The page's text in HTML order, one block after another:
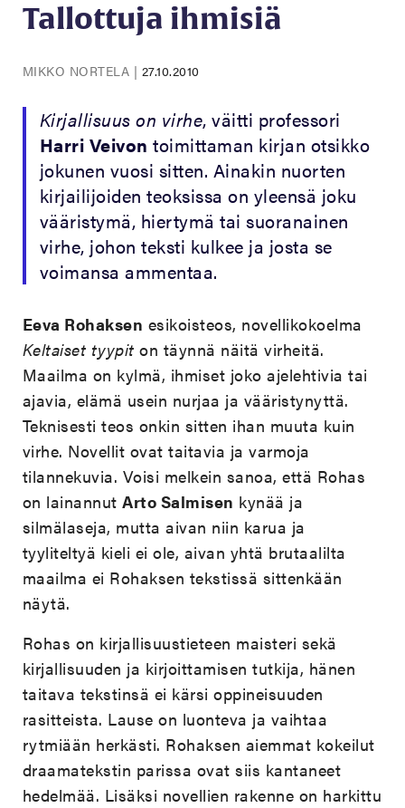
Tallottuja ihmisiä
MIKKO NORTELA | 27.10.2010
Kirjallisuus on virhe, väitti professori
Harri Veivon toimittaman kirjan otsikko
jokunen vuosi sitten. Ainakin nuorten
kirjailijoiden teoksissa on yleensä joku
vääristymä, hiertymä tai suoranainen
virhe, johon teksti kulkee ja josta se
voimansa ammentaa.
Eeva Rohaksen esikoisteos, novellikokoelma
Keltaiset tyypit on täynnä näitä virheitä.
Maailma on kylmä, ihmiset joko ajelehtivia tai
ajavia, elämä usein nurjaa ja vääristynyttä.
Teknisesti teos onkin sitten ihan muuta kuin
virhe. Novellit ovat taitavia ja varmoja
tilannekuvia. Voisi melkein sanoa, että Rohas
on lainannutArto Salmisen kynää ja
silmälaseja, mutta aivan niin karua ja
tyyliteltyä kieli ei ole, aivan yhtä brutaalilta
maailma ei Rohaksen tekstissä sittenkään
näytä.
Rohas on kirjallisuustieteen maisteri sekä
kirjallisuuden ja kirjoittamisen tutkija, hänen
taitava tekstinsä ei kärsi oppineisuuden
rasitteista. Lause on luonteva ja vaihtaa
rytmiään herkästi. Rohaksen aiemmat kokeilut
draamatekstin parissa ovat siis kantaneet
hedelmää. Lisäksi novellien rakenne on harkittu